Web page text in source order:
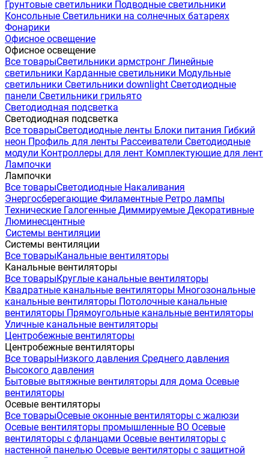
Грунтовые светильники Подводные светильники
Консольные Светильники на солнечных батареях
Фонарики
Офисное освещение
Офисное освещение
Все товарыСветильники армстронг Линейные
светильники Карданные светильники Модульные
светильники Светильники downlight Светодиодные
панели Светильники грильято
Светодиодная подсветка
Светодиодная подсветка
Все товарыСветодиодные ленты Блоки питания Гибкий
неон Профиль для ленты Рассеиватели Светодиодные
модули Контроллеры для лент Комплектующие для лент
Лампочки
Лампочки
Все товарыСветодиодные Накаливания
Энергосберегающие Филаментные Ретро лампы
Технические Галогенные Диммируемые Декоративные
Люминесцентные
Системы вентиляции
Системы вентиляции
Все товарыКанальные вентиляторы
Канальные вентиляторы
Все товарыКруглые канальные вентиляторы
Квадратные канальные вентиляторы Многозональные
канальные вентиляторы Потолочные канальные
вентиляторы Прямоугольные канальные вентиляторы
Уличные канальные вентиляторы
Центробежные вентиляторы
Центробежные вентиляторы
Все товарыНизкого давления Среднего давления
Высокого давления
Бытовые вытяжные вентиляторы для дома Осевые
вентиляторы
Осевые вентиляторы
Все товарыОсевые оконные вентиляторы с жалюзи
Осевые вентиляторы промышленные ВО Осевые
вентиляторы с фланцами Осевые вентиляторы с
настенной панелью Осевые вентиляторы с защитной